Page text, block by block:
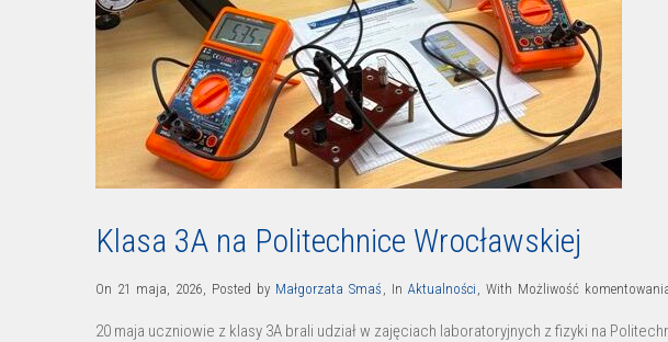
Klasa 3A na Politechnice Wrocławskiej
On 21 maja, 2026, Posted by Małgorzata Smaś , In Aktualności , With Możliwość
20 maja uczniowie z klasy 3A brali udział w zajęciach laboratoryjnych z fizyki na